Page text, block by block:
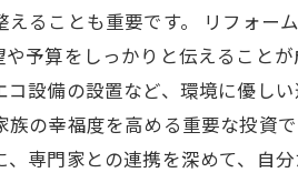
ることも重要です。 リフォー
予算をしっかりと伝えること
設備の設置など、環境に優し
の幸福度を高める重要な投資
専門家との連携を深めて、自